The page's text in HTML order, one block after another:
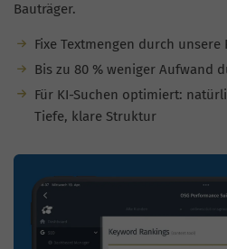
Bauträger.
Fixe Textmengen durch
Bis zu 80 % weniger Aufwand
Für KI-Suchen optimiert:
Tiefe, klare Struktur